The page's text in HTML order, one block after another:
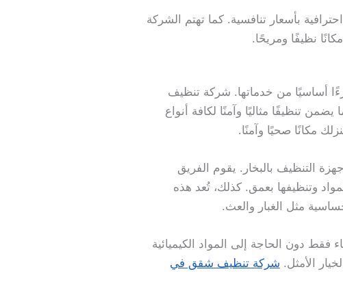
بأسعار تنافسية. كما تهتم الشركة
نظيفًا ومريحًا.
أساسيًا من خدماتها. شركة تنظيف
تنظيفًا مثاليًا وآمنًا لكافة أنواع
مكانًا صحيًا وآمنًا.
التنظيف بالبخار. يقوم الفريق
وتنظيفها بعمق. كذلك، تُعد هذه
مثل الغبار والعث.
دون الحاجة إلى المواد الكيميائية
الأمثل. شركة تنظيف شقق في